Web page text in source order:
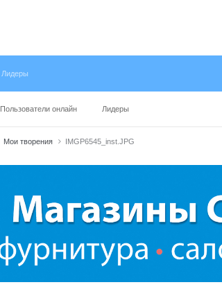
Пользователи онлайн Лидеры
Лидеры
Мои творения IMGP6545_inst.JPG